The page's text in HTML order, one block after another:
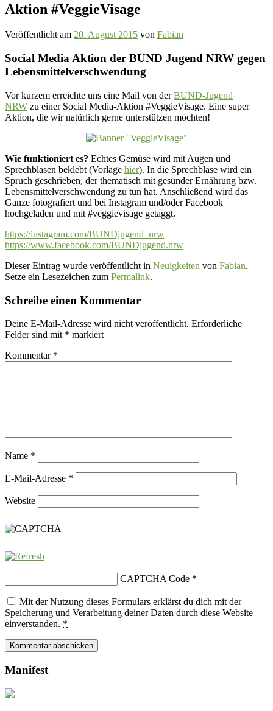
Aktion #VeggieVisage
Veröffentlicht am 20. August 2015 von Fabian
Social Media Aktion der BUND Jugend NRW gegen
Lebensmittelverschwendung
Vor kurzem erreichte uns eine Mail von derBUND-Jugend
NRW zu einer Social Media-Aktion #VeggieVisage. Eine super
Aktion, die wir natürlich gerne unterstützen möchten!
Wie funktioniert es? Echtes Gemüse wird mit Augen und
Sprechblasen beklebt (Vorlage hier). In die Sprechblase wird ein
Spruch geschrieben, der thematisch mit gesunder Ernährung bzw.
Lebensmittelverschwendung zu tun hat. Anschließend wird das
Ganze fotografiert und bei Instagram und/oder Facebook
hochgeladen und mit #veggievisage getaggt.
https://instagram.com/BUNDjugend_nrw
https://www.facebook.com/BUNDjugend.nrw
Dieser Eintrag wurde veröffentlicht in Neuigkeiten von Fabian.
Setze ein Lesezeichen zum Permalink.
Schreibe einen Kommentar
Deine E-Mail-Adresse wird nicht veröffentlicht. Erforderliche
Felder sind mit * markiert
Kommentar *
Name *
E-Mail-Adresse *
Website
CAPTCHA Code *
Mit der Nutzung dieses Formulars erklärst du dich mit der
Speicherung und Verarbeitung deiner Daten durch diese Website
einverstanden. *
Manifest